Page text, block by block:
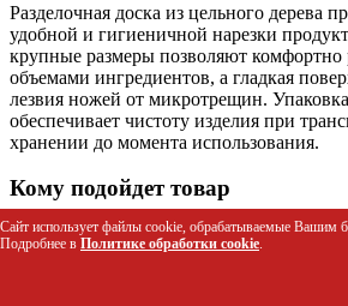
Разделочная доска из цельного дерева
удобной и гигиеничной нарезки
крупные размеры позволяют комфортно
объемами ингредиентов, а гладкая
лезвия ножей от микротрещин.
обеспечивает чистоту изделия при
хранении до момента использования.
Кому подойдет товар
Домохозяйкам для ежедневной
ужинов
Сайт использует файлы cookie, обрабатываемые Вашим
Подробнее в Политике обработки cookie.